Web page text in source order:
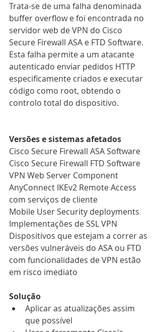
Trata-se de uma falha denominada
buffer overflow e foi encontrada no
servidor web de VPN do Cisco
Secure Firewall ASA e FTD Software.
Esta falha permite a um atacante
autenticado enviar pedidos HTTP
especificamente criados e executar
código como root, obtendo o
controlo total do dispositivo.
Versões e sistemas afetados
Cisco Secure Firewall ASA Software
Cisco Secure Firewall FTD Software
VPN Web Server Component
AnyConnect IKEv2 Remote Access
com serviços de cliente
Mobile User Security deployments
Implementações de SSL VPN
Dispositivos que estejam a correr as
versões vulneráveis do ASA ou FTD
com funcionalidades de VPN estão
em risco imediato
Solução
Aplicar as atualizações assim
que possível